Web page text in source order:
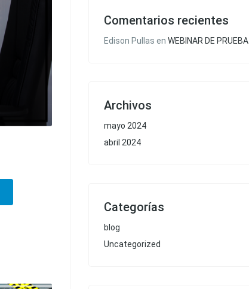
Comentarios recientes
Edison Pullas en WEBINAR DE PRUEBA
Archivos
mayo 2024
abril 2024
Categorías
blog
Uncategorized